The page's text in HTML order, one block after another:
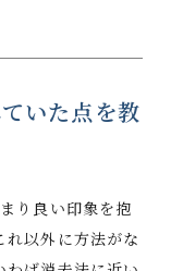
いた点を教
り良い印象を抱
れ以外に方法がな